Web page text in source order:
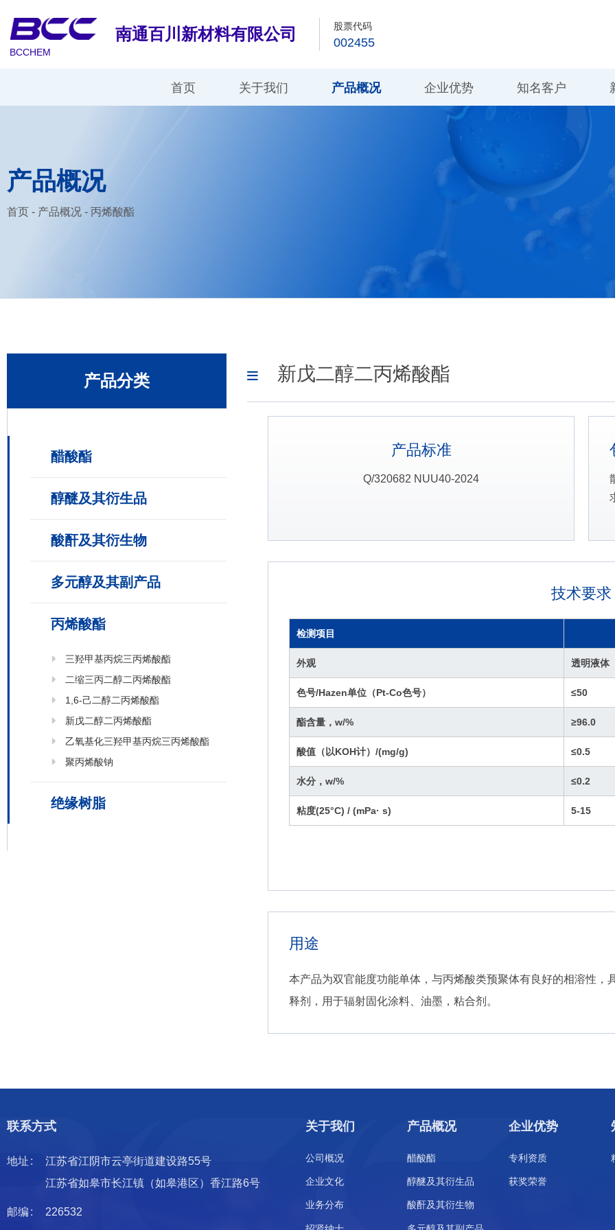
BCCHEM
南通百川新材料有限公司 股票代码
002455
首页 关于我们 产品概况 企业优势 知名客户
产品概况
首页 - 产品概况 - 丙烯酸酯
产品分类
醋酸酯
醇醚及其衍生品
酸酐及其衍生物
多元醇及其副产品
丙烯酸酯
三羟甲基丙烷三丙烯酸酯
二缩三丙二醇二丙烯酸酯
1,6-己二醇二丙烯酸酯
新戊二醇二丙烯酸酯
乙氧基化三羟甲基丙烷三丙烯酸酯
聚丙烯酸钠
绝缘树脂
新戊二醇二丙烯酸酯
产品标准
Q/320682 NUU40-2024
技术要求
检测项目
外观 透明液体
色号/Hazen单位（Pt-Co色号） ≤50
酯含量，w/% ≥96.0
酸值（以KOH计）/(mg/g) ≤0.5
水分，w/% ≤0.2
粘度(25°C) / (mPa· s) 5-15
用途
本产品为双官能度功能单体，与丙烯酸类预聚体有良好的相溶性
释剂，用于辐射固化涂料、油墨，粘合剂。
联系方式
地址
江苏省江阴市云亭街道建设路55号
江苏省如皋市长江镇（如皋港区）香江路6号
邮编 226532
关于我们
公司概况
企业文化
业务分布
产品概况
醋酸酯
醇醚及其衍生品
酸酐及其衍生物
企业优势
专利资质
获奖荣誉